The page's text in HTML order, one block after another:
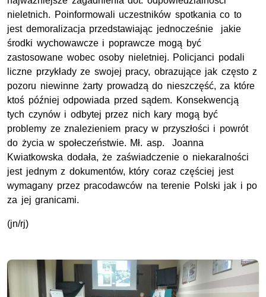
nieletnich. Poinformowali uczestników spotkania co to
jest demoralizacja przedstawiając jednocześnie jakie
środki wychowawcze i poprawcze mogą być
zastosowane wobec osoby nieletniej. Policjanci podali
liczne przykłady ze swojej pracy, obrazujące jak często z
pozoru niewinne żarty prowadzą do nieszczęść, za które
ktoś później odpowiada przed sądem. Konsekwencją
tych czynów i odbytej przez nich kary mogą być
problemy ze znalezieniem pracy w przyszłości i powrót
do życia w społeczeństwie. Mł. asp. Joanna
Kwiatkowska dodała, że zaświadczenie o niekaralności
jest jednym z dokumentów, który coraz częściej jest
wymagany przez pracodawców na terenie Polski jak i po
za jej granicami.
(jn/rj)